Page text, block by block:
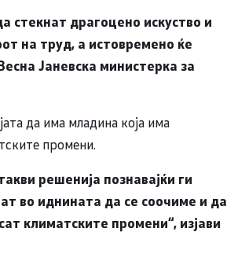
стекнат драгоцено искуство и
на труд, а истовремено ќе
Јаневска министерка за
да има младина која има
промени.
решенија познавајќи ги
во иднината да се соочиме и да
климатските промени“, изјави